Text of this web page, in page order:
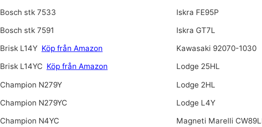
Bosch stk 7533
Bosch stk 7591
Brisk L14Y Köp från Amazon
Brisk L14YC Köp från Amazon
Champion N279Y
Champion N279YC
Champion N4YC
Iskra FE95P
Iskra GT7L
Kawasaki 92070-1030
Lodge 25HL
Lodge 2HL
Lodge L4Y
Magneti Marelli